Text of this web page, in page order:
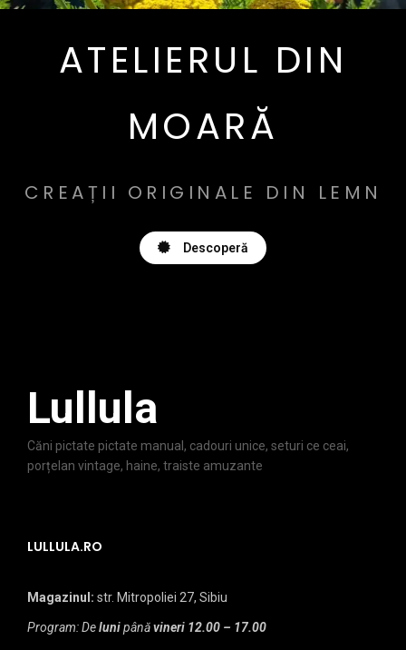
ATELIERUL DIN
MOARĂ
CREAȚII ORIGINALE DIN LEMN
Descoperă
Lullula
Căni pictate pictate manual, cadouri unice, seturi ce ceai,
porțelan vintage, haine, traiste amuzante
LULLULA.RO
Magazinul: str. Mitropoliei 27, Sibiu
Program: Delunipânăvineri 12.00 – 17.00